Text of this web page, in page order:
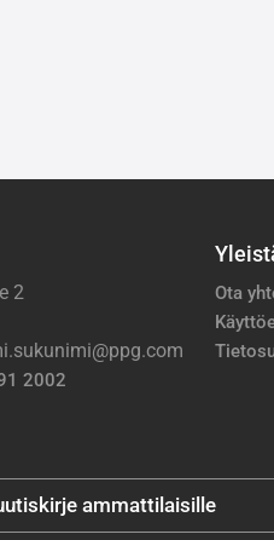
2
2002
Ota
ammattilaisille